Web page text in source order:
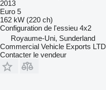
2013
Euro 5
162 kW (220 ch)
Configuration de l'essieu 4x2
Royaume-Uni, Sunderland
Commercial Vehicle Exports LTD
Contacter le vendeur